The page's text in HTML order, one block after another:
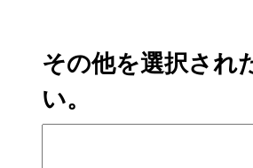
その他を選択され
い。